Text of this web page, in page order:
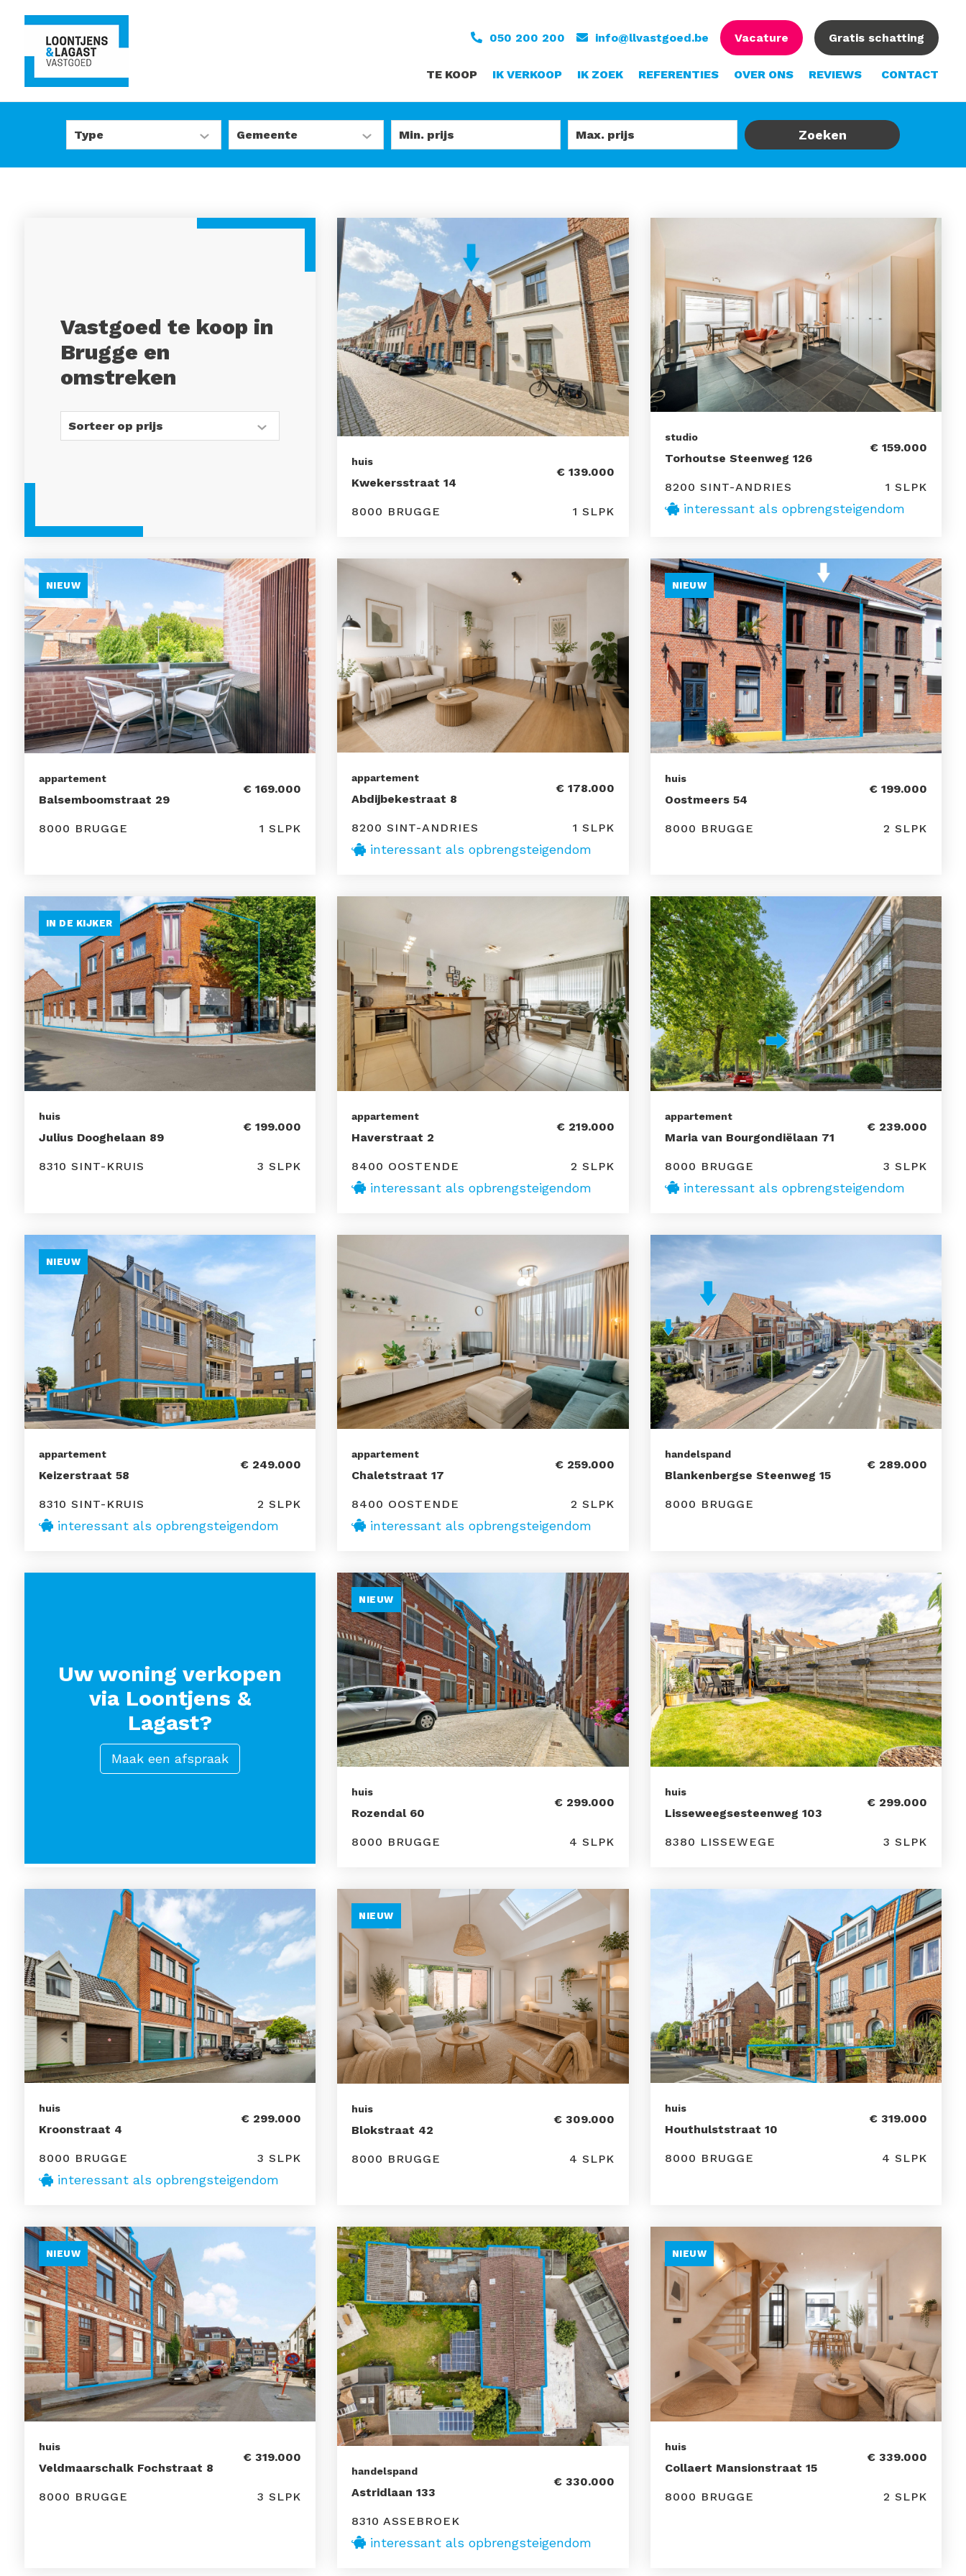
050 200 200 info@llvastgoed.be Vacature Gratis schatting
TE KOOP IK VERKOOP IK ZOEK REFERENTIES OVER ONS REVIEWS CONTACT
Zoeken
Vastgoed te koop in
Brugge en
omstreken
huis
Kwekersstraat 14
€ 139.000
8000 BRUGGE 1 SLPK
studio
Torhoutse Steenweg 126
€ 159.000
8200 SINT-ANDRIES 1 SLPK
interessant als opbrengsteigendom
NIEUW
appartement
Balsemboomstraat 29
€ 169.000
8000 BRUGGE 1 SLPK
appartement
Abdijbekestraat 8
€ 178.000
8200 SINT-ANDRIES 1 SLPK
interessant als opbrengsteigendom
NIEUW
huis
Oostmeers 54
€ 199.000
8000 BRUGGE 2 SLPK
IN DE KIJKER
huis
Julius Dooghelaan 89
€ 199.000
8310 SINT-KRUIS 3 SLPK
appartement
Haverstraat 2
€ 219.000
8400 OOSTENDE 2 SLPK
interessant als opbrengsteigendom
appartement
Maria van Bourgondiëlaan 71
€ 239.000
8000 BRUGGE 3 SLPK
interessant als opbrengsteigendom
NIEUW
appartement
Keizerstraat 58
€ 249.000
8310 SINT-KRUIS 2 SLPK
interessant als opbrengsteigendom
appartement
Chaletstraat 17
€ 259.000
8400 OOSTENDE 2 SLPK
interessant als opbrengsteigendom
handelspand
Blankenbergse Steenweg 15
€ 289.000
8000 BRUGGE
Uw woning verkopen
via Loontjens &
Lagast?
Maak een afspraak
NIEUW
huis
Rozendal 60
€ 299.000
8000 BRUGGE 4 SLPK
huis
Lisseweegsesteenweg 103
€ 299.000
8380 LISSEWEGE 3 SLPK
huis
Kroonstraat 4
€ 299.000
8000 BRUGGE 3 SLPK
interessant als opbrengsteigendom
NIEUW
huis
Blokstraat 42
€ 309.000
8000 BRUGGE 4 SLPK
huis
Houthulststraat 10
€ 319.000
8000 BRUGGE 4 SLPK
NIEUW
huis
Veldmaarschalk Fochstraat 8
€ 319.000
8000 BRUGGE 3 SLPK
handelspand
Astridlaan 133
€ 330.000
8310 ASSEBROEK
interessant als opbrengsteigendom
NIEUW
huis
Collaert Mansionstraat 15
€ 339.000
8000 BRUGGE 2 SLPK